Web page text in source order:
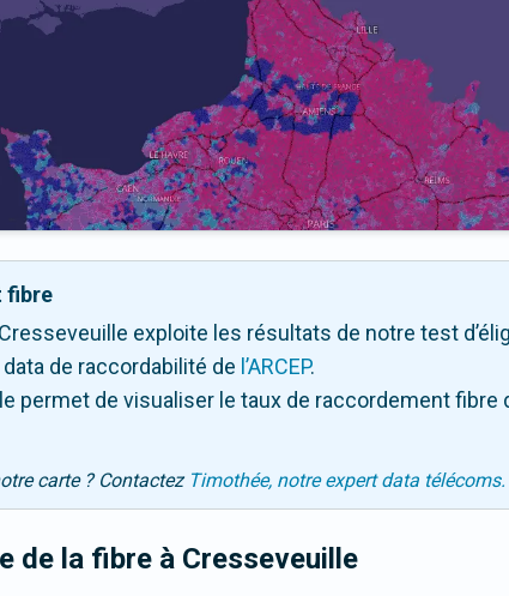
fibre
exploite les résultats de notre test
de raccordabilité de l’ARCEP.
permet de visualiser le taux de raccordement fibre
carte ? Contactez Timothée, notre expert data télécoms.
de la fibre à Cresseveuille